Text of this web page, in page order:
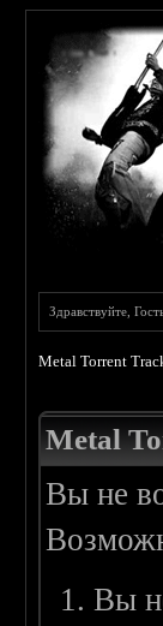
Здравствуйте,
Metal Torrent
Metal
Вы не
Вы